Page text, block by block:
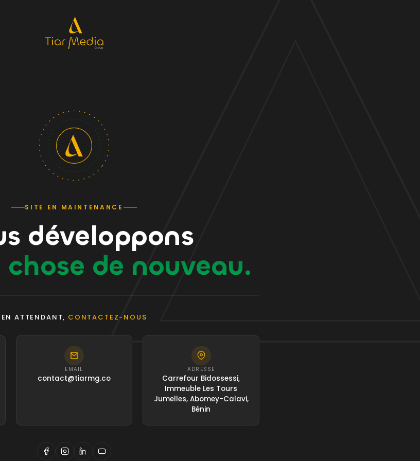
SITE EN MAINTENANCE
développons
de nouveau.
EN ATTENDANT, CONTACTEZ-NOUS
EMAIL
contact@tiarmg.co
ADRESSE
Carrefour Bidossessi,
Immeuble Les Tours
Jumelles, Abomey-Calavi,
Bénin